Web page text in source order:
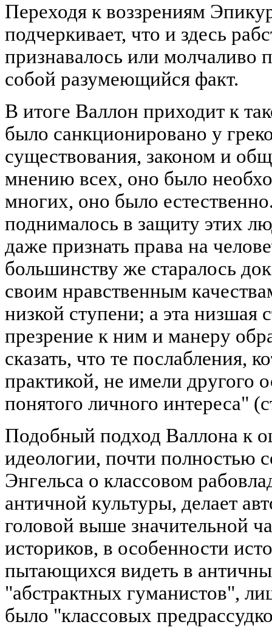
Переходя к воззрениям
подчеркивает, что и здесь
признавалось или молчаливо
собой разумеющийся факт.
В итоге Валлон приходит к
было санкционировано у
существования, законом и
мнению всех, оно было
многих, оно было
поднималось в защиту этих
даже признать права на
большинству же старалось
своим нравственным
низкой ступени; а эта низшая
презрение к ним и манеру
сказать, что те послабления,
практикой, не имели другого
понятого личного интереса"
Подобный подход Валлона к
идеологии, почти полностью
Энгельса о классовом
античной культуры, делает
головой выше значительной
историков, в особенности
пытающихся видеть в
"абстрактных гуманистов",
было "классовых